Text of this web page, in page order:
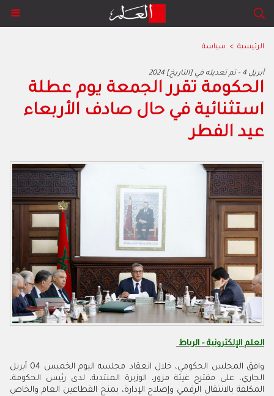
الرئيسية > سياسة
2024 أبريل 4 - تم تعديله في [التاريخ]
الحكومة تقرر الجمعة يوم عطلة
استثنائية في حال صادف الأربعاء
عيد الفطر
العلم الإلكترونية - الرباط
وافق المجلس الحكومي، خلال انعقاد مجلسه اليوم الخميس 04 أبريل
الجاري، على مقترح غيثة مزور، الوزيرة المنتدبة، لدى رئيس الحكومة،
المكلفة بالانتقال الرقمي وإصلاح الإدارة، بمنح القطاعين العام والخاص